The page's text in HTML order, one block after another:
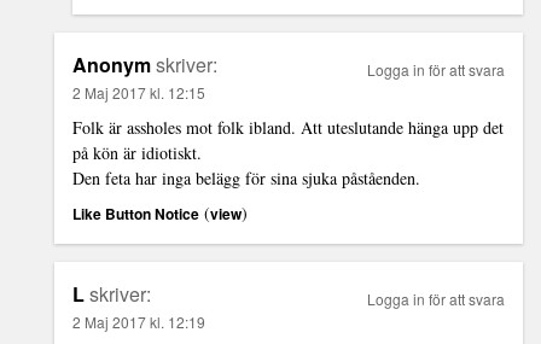
Anonymskriver:
2 Maj 2017 kl. 12:15
Folk är assholes mot folk ibland. Att uteslutande hänga upp det
på kön är idiotiskt.
Den feta har inga belägg för sina sjuka påståenden.
Like Button Notice (view)
Logga in för att svara
Lskriver:
2 Maj 2017 kl. 12:19
Logga in för att svara